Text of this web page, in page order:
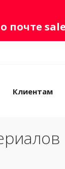
почте
Клиентам